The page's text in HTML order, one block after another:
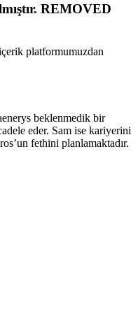
REMOVED
platformumuzdan
beklenmedik bir
eder. Sam ise kariyerini
fethini planlamaktadır.